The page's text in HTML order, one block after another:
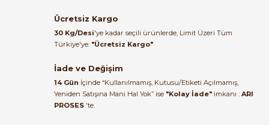
Ürün elime eksiksiz ve hasarsız
ulaştı. Paketleme özenliydi,
Kemal Toktaş | 20/06/2026
Ücretsiz Kargo
30 Kg/Desi'ye kadar seçili ürünlerde, Limit Üzeri Tüm
Türkiye'ye: "Ücretsiz Kargo"
İade ve Değişim
14 Gün İçinde “Kullanılmamış, Kutusu/Etiketi Açılmamış,
Yeniden Satışına Mani Hal Yok” ise "Kolay İade" imkanı : ARI
PROSES 'te.